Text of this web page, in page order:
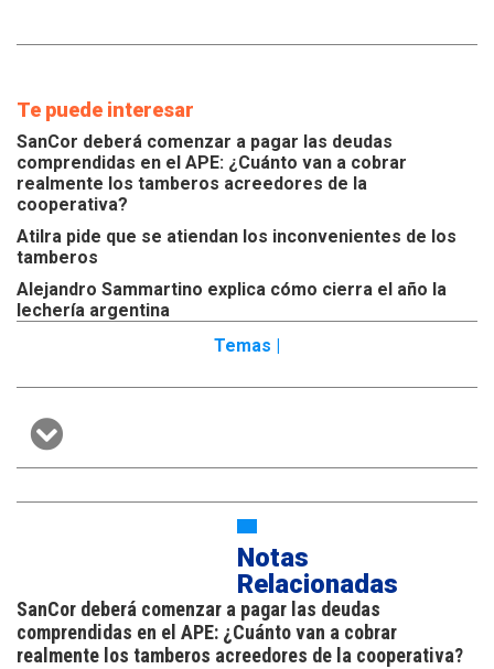
Te puede interesar
SanCor deberá comenzar a pagar las deudas
comprendidas en el APE: ¿Cuánto van a cobrar
realmente los tamberos acreedores de la
cooperativa?
Atilra pide que se atiendan los inconvenientes de los
tamberos
Alejandro Sammartino explica cómo cierra el año la
lechería argentina
Temas |
Notas
Relacionadas
SanCor deberá comenzar a pagar las deudas
comprendidas en el APE: ¿Cuánto van a cobrar
realmente los tamberos acreedores de la cooperativa?